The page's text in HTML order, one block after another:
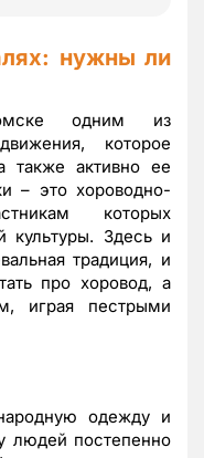
нужны ли
одним из
которое
также активно ее
– это хороводно-
которых
культуры. Здесь и
традиция, и
про хоровод, а
играя пестрыми
одежду и
людей постепенно